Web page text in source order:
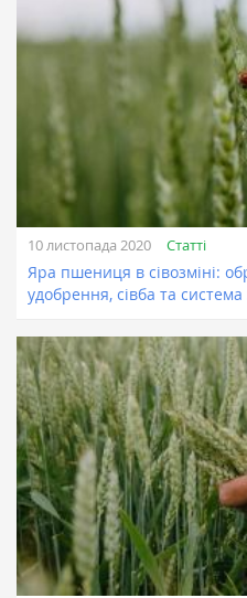
10 листопада 2020 Статті
Яра пшениця в сівозміні:
удобрення, сівба та система